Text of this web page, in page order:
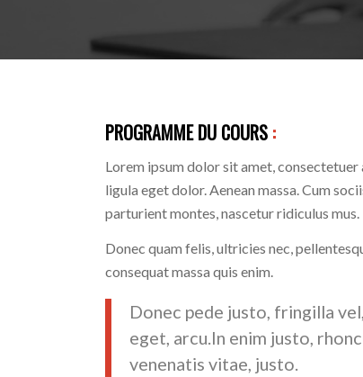
PROGRAMME DU COURS :
Lorem ipsum dolor sit amet,
ligula eget dolor. Aenean massa. Cum
parturient montes, nascetur ridiculus mus.
Donec quam felis, ultricies nec,
consequat massa quis enim.
Donec pede justo, fringilla
eget, arcu.In enim justo,
venenatis vitae, justo.